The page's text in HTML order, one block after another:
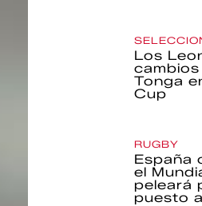
Los
Tonga
Cup
RUGBY
España
el
peleará
puesto